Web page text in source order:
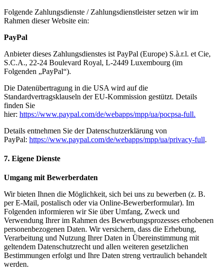
Folgende Zahlungsdienste / Zahlungsdienstleister setzen wir im
Rahmen dieser Website ein:
PayPal
Anbieter dieses Zahlungsdienstes ist PayPal (Europe) S.à.r.l. et Cie,
S.C.A., 22-24 Boulevard Royal, L-2449 Luxembourg (im
Folgenden „PayPal“).
Die Datenübertragung in die USA wird auf die
Standardvertragsklauseln der EU-Kommission gestützt. Details
finden Sie
hier: https://www.paypal.com/de/webapps/mpp/ua/pocpsa-full.
Details entnehmen Sie der Datenschutzerklärung von
PayPal: https://www.paypal.com/de/webapps/mpp/ua/privacy-full.
7. Eigene Dienste
Umgang mit Bewerberdaten
Wir bieten Ihnen die Möglichkeit, sich bei uns zu bewerben (z. B.
per E-Mail, postalisch oder via Online-Bewerberformular). Im
Folgenden informieren wir Sie über Umfang, Zweck und
Verwendung Ihrer im Rahmen des Bewerbungsprozesses erhobenen
personenbezogenen Daten. Wir versichern, dass die Erhebung,
Verarbeitung und Nutzung Ihrer Daten in Übereinstimmung mit
geltendem Datenschutzrecht und allen weiteren gesetzlichen
Bestimmungen erfolgt und Ihre Daten streng vertraulich behandelt
werden.